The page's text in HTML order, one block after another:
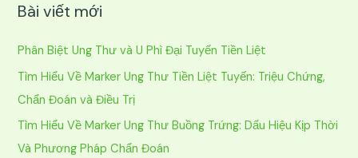
k
i
Bài viết mới
Phân Biệt Ung Thư và U Phì Đại Tuyến Tiền Liệt
Tìm Hiểu Về Marker Ung Thư Tiền Liệt Tuyến: Triệu Chứng,
Chẩn Đoán và Điều Trị
Tìm Hiểu Về Marker Ung Thư Buồng Trứng: Dấu Hiệu Kịp Thời
Và Phương Pháp Chẩn Đoán